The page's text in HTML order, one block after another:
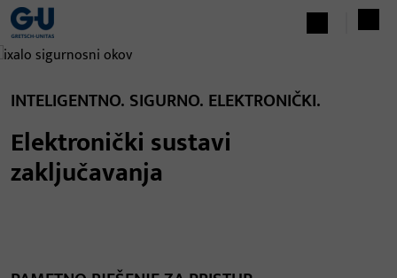
INTELIGENTNO. SIGURNO. ELEKTRONIČKI.
Elektronički sustavi
zaključavanja